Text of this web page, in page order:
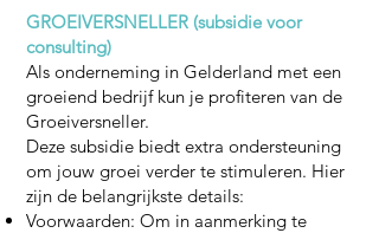
GROEIVERSNELLER (subsidie voor
consulting)
Als onderneming in Gelderland met een
groeiend bedrijf kun je profiteren van de
Groeiversneller.
Deze subsidie biedt extra ondersteuning
om jouw groei verder te stimuleren. Hier
zijn de belangrijkste details:
Voorwaarden: Om in aanmerking te